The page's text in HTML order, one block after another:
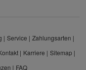
Service
Zahlungsarten
Karriere
Sitemap
FAQ